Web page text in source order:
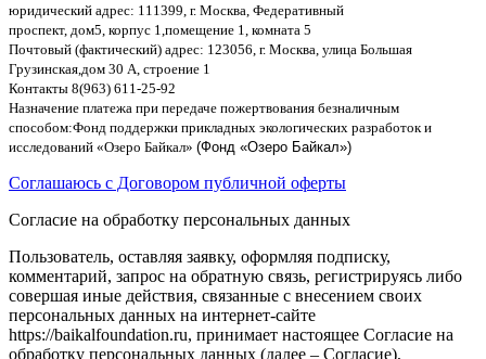
юридический адрес: 111399, г. Москва Федеративный
проспект, дом5, корпус 1, помещение 1, комната 5
Почтовый (фактический) адрес: 123056, г. Москва улица Большая
Грузинская дом 30 А строение 1
Контакты 8(963) 611-25-92
Назначение платежа при передаче пожертвования безналичным
способом:Фонд поддержки прикладных экологических разработок и
исследований «Озеро Байкал» (Фонд «Озеро Байкал»)
Соглашаюсь с Договором публичной оферты
Согласие на обработку персональных данных
Пользователь, оставляя заявку, оформляя подписку,
комментарий, запрос на обратную связь, регистрируясь либо
совершая иные действия, связанные с внесением своих
персональных данных на интернет-сайте
https://baikalfoundation.ru, принимает настоящее Согласие на
обработку персональных данных (далее – Согласие),